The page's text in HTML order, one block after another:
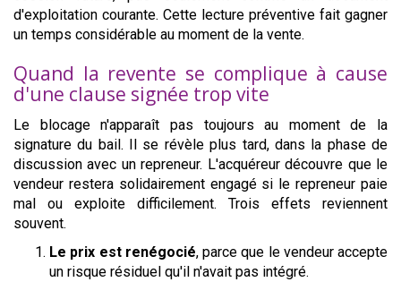
d'exploitation courante. Cette lecture préventive fait gagner
un temps considérable au moment de la vente.
Quand la revente se complique à cause
d'une clause signée trop vite
Le blocage n'apparaît pas toujours au moment de la
signature du bail. Il se révèle plus tard, dans la phase de
discussion avec un repreneur. L'acquéreur découvre que le
vendeur restera solidairement engagé si le repreneur paie
mal ou exploite difficilement. Trois effets reviennent
souvent.
Le prix est renégocié, parce que le vendeur accepte
un risque résiduel qu'il n'avait pas intégré.